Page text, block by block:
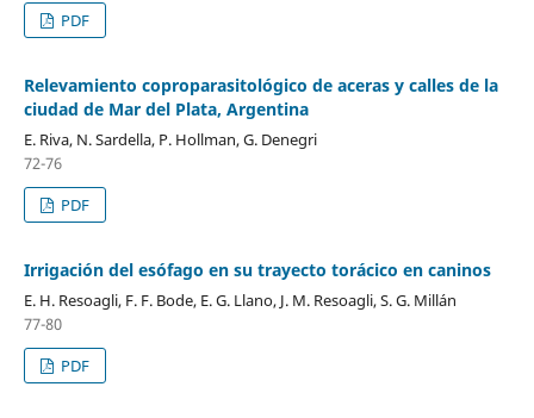
PDF
Relevamiento coproparasitológico de aceras y calles de la
ciudad de Mar del Plata, Argentina
E. Riva, N. Sardella, P. Hollman, G. Denegri
72-76
PDF
Irrigación del esófago en su trayecto torácico en caninos
E. H. Resoagli, F. F. Bode, E. G. Llano, J. M. Resoagli, S. G. Millán
77-80
PDF